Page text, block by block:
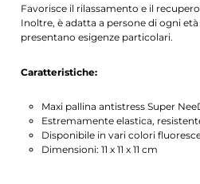
Favorisce il rilassamento e il
Inoltre, è adatta a persone di ogni
presentano esigenze particolari.
Caratteristiche:
Maxi pallina antistress Super
Estremamente elastica,
Disponibile in vari colori
Dimensioni: 11 x 11 x 11 cm